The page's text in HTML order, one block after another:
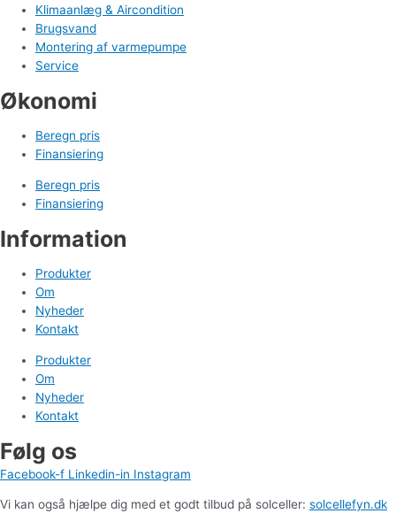
Klimaanlæg & Aircondition
Brugsvand
Montering af varmepumpe
Service
Økonomi
Beregn pris
Finansiering
Beregn pris
Finansiering
Information
Produkter
Om
Nyheder
Kontakt
Produkter
Om
Nyheder
Kontakt
Følg os
Facebook-f Linkedin-in Instagram
Vi kan også hjælpe dig med et godt tilbud på solceller: solcellefyn.dk